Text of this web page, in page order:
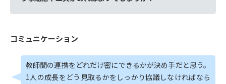
コミュニケーション
教師間の連携をどれだけ密にできるかが決め手だと思う。
1人の成長をどう見取るかをしっかり協議しなければなら